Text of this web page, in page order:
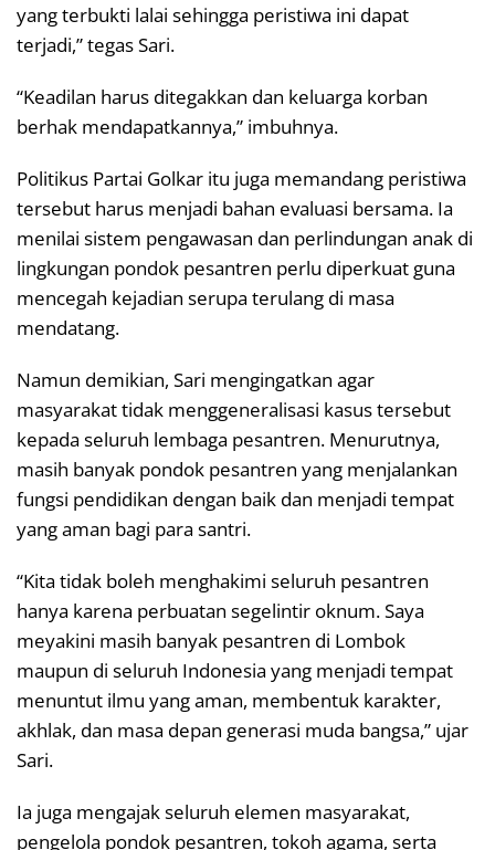
yang terbukti lalai sehingga peristiwa ini dapat
terjadi,” tegas Sari.
“Keadilan harus ditegakkan dan keluarga korban
berhak mendapatkannya,” imbuhnya.
Politikus Partai Golkar itu juga memandang peristiwa
tersebut harus menjadi bahan evaluasi bersama. Ia
menilai sistem pengawasan dan perlindungan anak di
lingkungan pondok pesantren perlu diperkuat guna
mencegah kejadian serupa terulang di masa
mendatang.
Namun demikian, Sari mengingatkan agar
masyarakat tidak menggeneralisasi kasus tersebut
kepada seluruh lembaga pesantren. Menurutnya,
masih banyak pondok pesantren yang menjalankan
fungsi pendidikan dengan baik dan menjadi tempat
yang aman bagi para santri.
“Kita tidak boleh menghakimi seluruh pesantren
hanya karena perbuatan segelintir oknum. Saya
meyakini masih banyak pesantren di Lombok
maupun di seluruh Indonesia yang menjadi tempat
menuntut ilmu yang aman, membentuk karakter,
akhlak, dan masa depan generasi muda bangsa,” ujar
Sari.
Ia juga mengajak seluruh elemen masyarakat,
pengelola pondok pesantren, tokoh agama, serta